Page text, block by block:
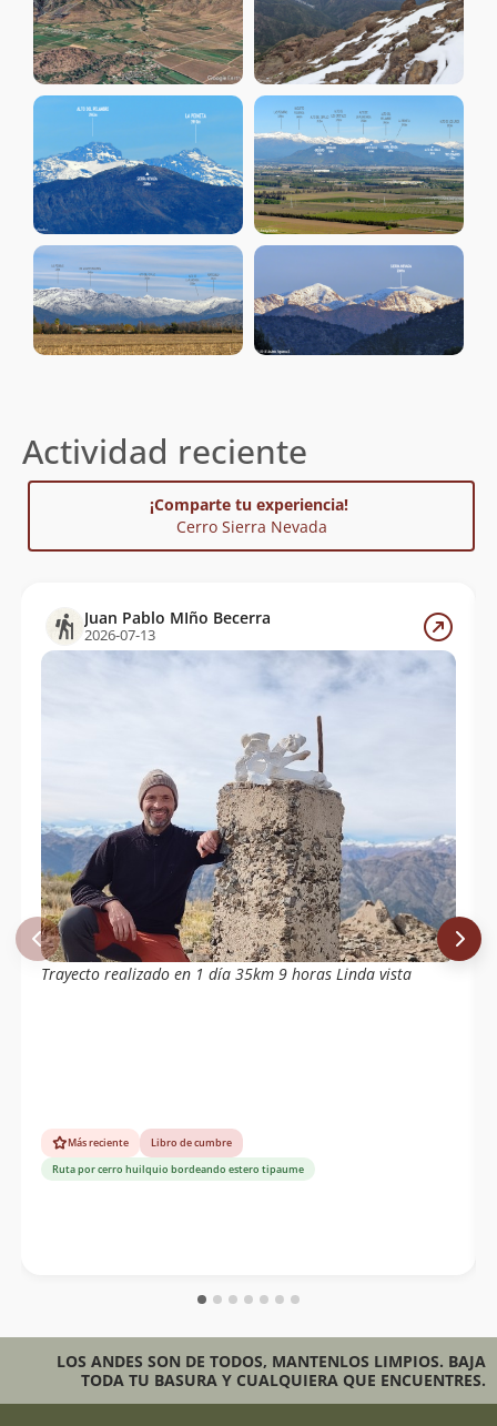
Actividad reciente
¡Comparte tu experiencia!
Cerro Sierra Nevada
Juan Pablo MIño Becerra
2026-07-13
Trayecto realizado en 1 día 35km 9 horas Linda vista
Más reciente
Libro de cumbre
Ruta por cerro huilquio bordeando estero tipaume
LOS ANDES SON DE TODOS, MANTENLOS LIMPIOS. BAJA
TODA TU BASURA Y CUALQUIERA QUE ENCUENTRES.